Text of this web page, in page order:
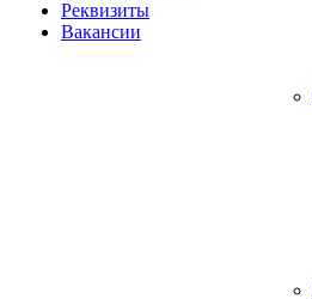
Реквизиты
Вакансии